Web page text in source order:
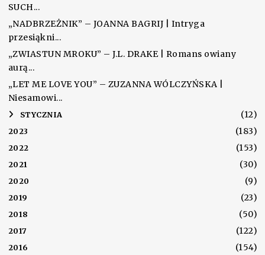
SUCH...
„NADBRZEŻNIK” – JOANNA BAGRIJ | Intryga
przesiąkni...
„ZWIASTUN MROKU” – J.L. DRAKE | Romans owiany
aurą...
„LET ME LOVE YOU” – ZUZANNA WÓLCZYŃSKA |
Niesamowi...
► STYCZNIA (12)
2023 (183)
2022 (153)
2021 (30)
2020 (9)
2019 (23)
2018 (50)
2017 (122)
2016 (154)